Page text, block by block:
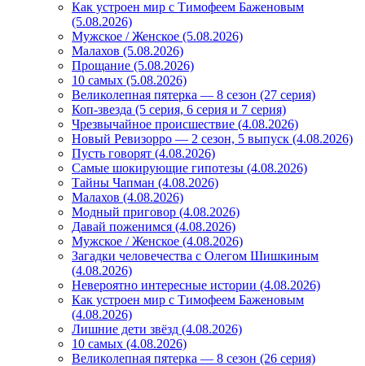
Как устроен мир с Тимофеем Баженовым
(5.08.2026)
Мужское / Женское (5.08.2026)
Малахов (5.08.2026)
Прощание (5.08.2026)
10 самых (5.08.2026)
Великолепная пятерка — 8 сезон (27 серия)
Коп-звезда (5 серия, 6 серия и 7 серия)
Чрезвычайное происшествие (4.08.2026)
Новый Ревизорро — 2 сезон, 5 выпуск (4.08.2026)
Пусть говорят (4.08.2026)
Самые шокирующие гипотезы (4.08.2026)
Тайны Чапман (4.08.2026)
Малахов (4.08.2026)
Модный приговор (4.08.2026)
Давай поженимся (4.08.2026)
Мужское / Женское (4.08.2026)
Загадки человечества с Олегом Шишкиным
(4.08.2026)
Невероятно интересные истории (4.08.2026)
Как устроен мир с Тимофеем Баженовым
(4.08.2026)
Лишние дети звёзд (4.08.2026)
10 самых (4.08.2026)
Великолепная пятерка — 8 сезон (26 серия)